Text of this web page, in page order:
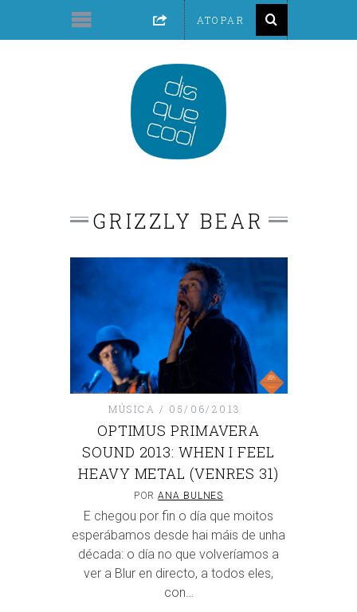
GRIZZLY BEAR
MÚSICA 05/06/2013
OPTIMUS PRIMAVERA
SOUND 2013: WHEN I FEEL
HEAVY METAL (VENRES 31)
PORANA BULNES
E chegou por fin o día que moitos
esperábamos desde hai máis de unha
década: o día no que volveríamos a
ver a Blur en directo, a todos eles,
con…